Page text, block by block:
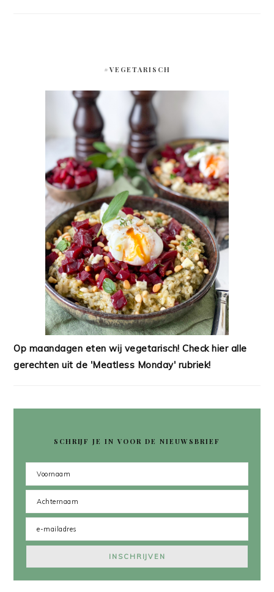
#VEGETARISCH
Op maandagen eten wij vegetarisch! Check hier alle
gerechten uit de 'Meatless Monday' rubriek!
SCHRIJF JE IN VOOR DE NIEUWSBRIEF